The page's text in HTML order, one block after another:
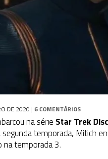
DE 2020 | 6 COMENTÁRIOS
na série Star Trek
temporada, Mitich
na temporada 3.